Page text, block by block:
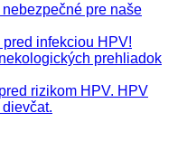
pre naše
infekciou HPV!
prehliadok
rizikom HPV. HPV